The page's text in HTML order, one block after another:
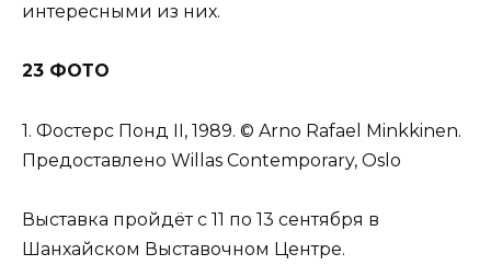
интересными из них.
23 ФОТО
1. Фостерс Понд II, 1989. © Arno Rafael Minkkinen.
Предоставлено Willas Contemporary, Oslo
Выставка пройдёт с 11 по 13 сентября в
Шанхайском Выставочном Центре.